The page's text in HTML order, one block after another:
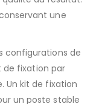
une
configurations de
de fixation par
Un kit de fixation
un poste stable